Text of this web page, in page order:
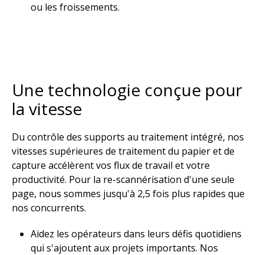
ou les froissements.​
Une technologie conçue pour
la vitesse​
Du contrôle des supports au traitement intégré, nos
vitesses supérieures de traitement du papier et de
capture accélèrent vos flux de travail et votre
productivité. Pour la re-scannérisation d'une seule
page, nous sommes jusqu'à 2,5 fois plus rapides que
nos concurrents.​
Aidez les opérateurs dans leurs défis quotidiens
qui s'ajoutent aux projets importants. Nos